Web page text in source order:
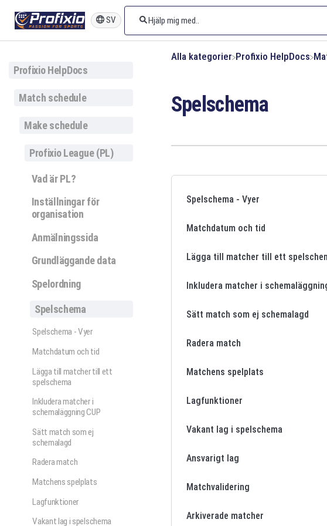
SV
Alla kategorier ​Profixio HelpDocs
Profixio HelpDocs
Match schedule
Make schedule
Profixio League (PL)
Vad är PL?
Inställningar för
organisation
Anmälningssida
Grundläggande data
Spelordning
Spelschema
Spelschema - Vyer
Matchdatum och tid
Lägga till matcher till ett
spelschema
Inkludera matcher i
schemaläggning CUP
Sätt match som ej
schemalagd
Radera match
Matchens spelplats
Lagfunktioner
Vakant lag i spelschema
Spelschema
Spelschema - Vyer
Matchdatum och tid
Lägga till matcher till ett
Inkludera matcher i
Sätt match som ej schemalagd
Radera match
Matchens spelplats
Lagfunktioner
Vakant lag i spelschema
Ansvarigt lag
Matchvalidering
Arkiverade matcher